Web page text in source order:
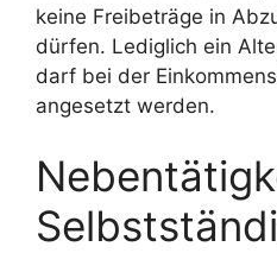
keine Freibeträge in
dürfen. Lediglich ein
darf bei der
angesetzt werden.